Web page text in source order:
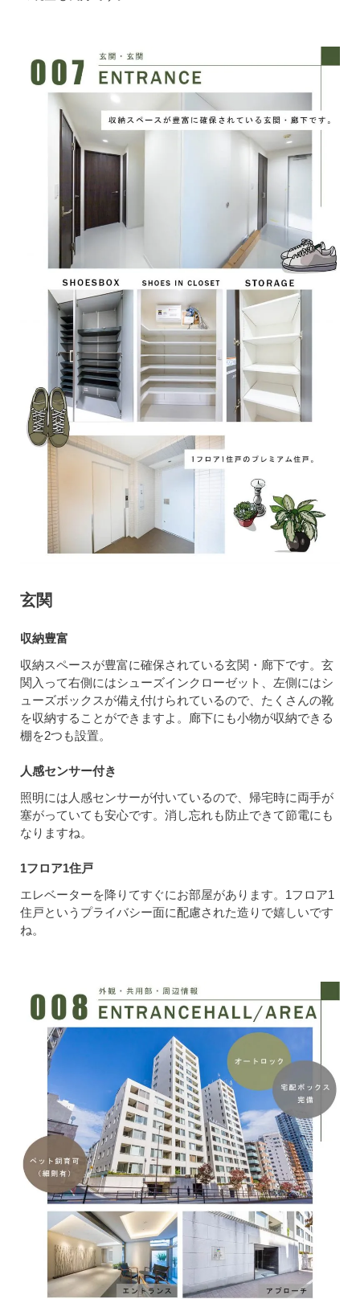
玄関
収納豊富
収納スペースが豊富に確保されている玄関・廊下です。玄
関入って右側にはシューズインクローゼット、左側にはシ
ューズボックスが備え付けられているので、たくさんの靴
を収納することができますよ。廊下にも小物が収納できる
棚を2つも設置。
人感センサー付き
照明には人感センサーが付いているので、帰宅時に両手が
塞がっていても安心です。消し忘れも防止できて節電にも
なりますね。
1フロア1住戸
エレベーターを降りてすぐにお部屋があります。1フロア1
住戸というプライバシー面に配慮された造りで嬉しいです
ね。